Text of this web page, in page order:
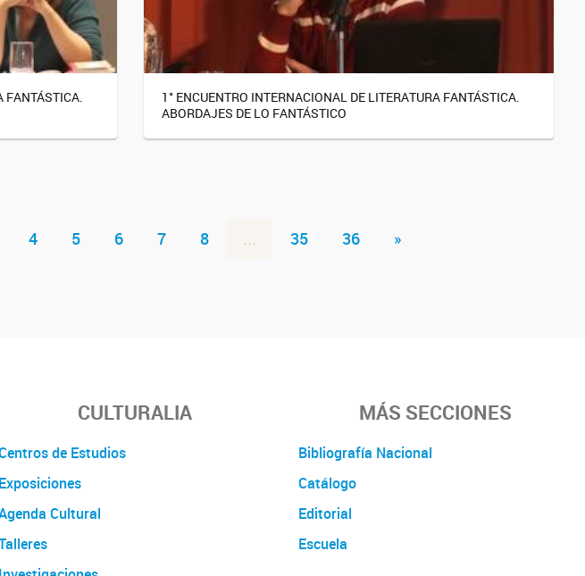
FANTÁSTICA.
1° ENCUENTRO INTERNACIONAL DE LITERATURA FANTÁSTICA.
ABORDAJES DE LO FANTÁSTICO
4 5 6 7 8 ... 35 36 »
CULTURALIA
de Estudios
Exposiciones
Cultural
MÁS SECCIONES
Bibliografía Nacional
Catálogo
Editorial
Escuela